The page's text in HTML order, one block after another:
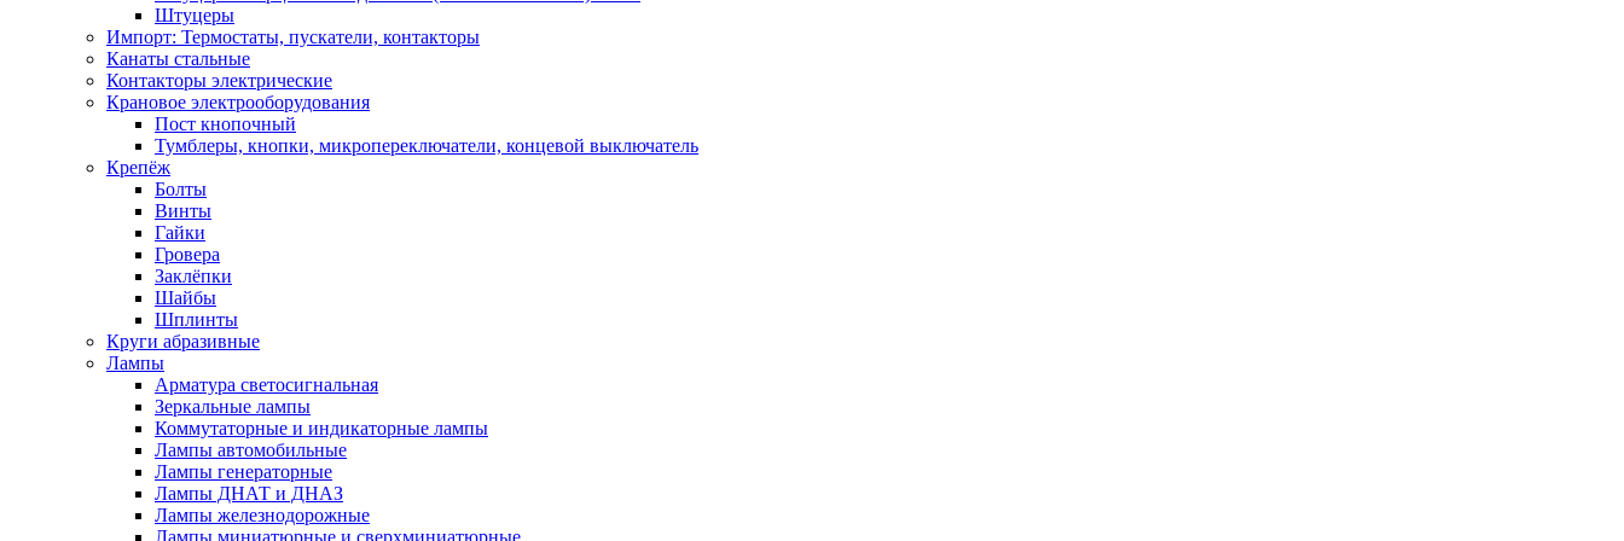
Штуцеры
Импорт: Термостаты, пускатели, контакторы
Канаты стальные
Контакторы электрические
Крановое электрооборудования
Пост кнопочный
Тумблеры, кнопки, микропереключатели, концевой выключатель
Крепёж
Болты
Винты
Гайки
Гровера
Заклёпки
Шайбы
Шплинты
Круги абразивные
Лампы
Арматура светосигнальная
Зеркальные лампы
Коммутаторные и индикаторные лампы
Лампы автомобильные
Лампы генераторные
Лампы ДНАТ и ДНАЗ
Лампы железнодорожные
Лампы миниатюрные и сверхминиатюрные